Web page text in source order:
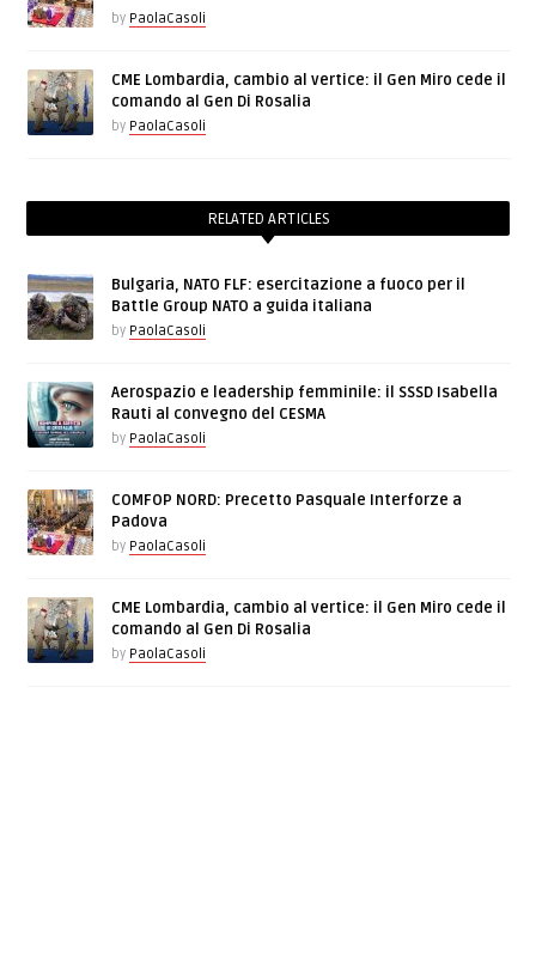
by PaolaCasoli
CME Lombardia, cambio al vertice: il Gen Miro cede il
comando al Gen Di Rosalia
by PaolaCasoli
RELATED ARTICLES
Bulgaria, NATO FLF: esercitazione a fuoco per il
Battle Group NATO a guida italiana
by PaolaCasoli
Aerospazio e leadership femminile: il SSSD Isabella
Rauti al convegno del CESMA
by PaolaCasoli
COMFOP NORD: Precetto Pasquale Interforze a
Padova
by PaolaCasoli
CME Lombardia, cambio al vertice: il Gen Miro cede il
comando al Gen Di Rosalia
by PaolaCasoli